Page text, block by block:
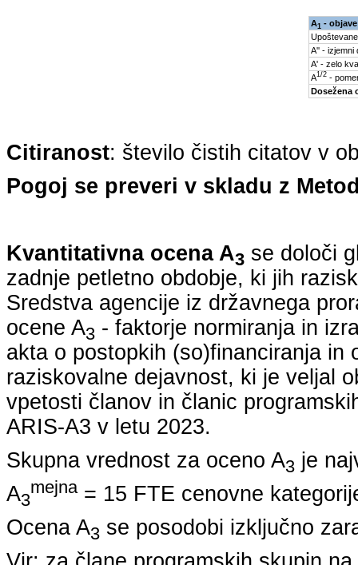
A1 - objave
A'' - izjemni
A' - zelo
A1/2-
Dosežena
Citiranost: število čistih citatov v
Pogoj se preveri v skladu z
Kvantitativna ocena A3 se določi
zadnje petletno obdobje, ki jih
Sredstva agencije iz državnega
ocene A3 - faktorje normiranja in
akta o postopkih (so)financiranja in
raziskovalne dejavnost, ki je veljal
vpetosti članov in članic
ARIS-A3 v letu 2023.
Skupna vrednost za oceno A3 je
A3
mejna= 15 FTE cenovne
Ocena A3 se posodobi izključno